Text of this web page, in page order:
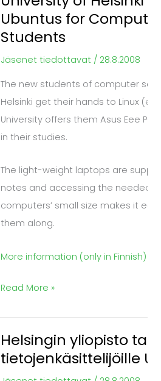
Ubuntus for
Students
Jäsenet tiedottavat / 28.8.2008
The new students of computer
Helsinki get their hands to Linux
University offers them Asus Eee PC
in their studies.
The light-weight laptops are
notes and accessing the needed
computers’ small size makes it
them along.
More information (only in Finnish)
of
Helsinki
for
Computer
Science
Students
Read More »
Helsingin yliopisto
tietojenkäsittelijöille
Helsingin
yliopisto